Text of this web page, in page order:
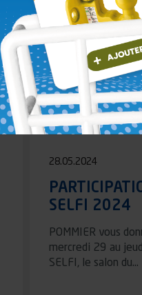
28.05.2024
SELFI 2024
POMMIER vous
mercredi 29 au
SELFI, le salon du…